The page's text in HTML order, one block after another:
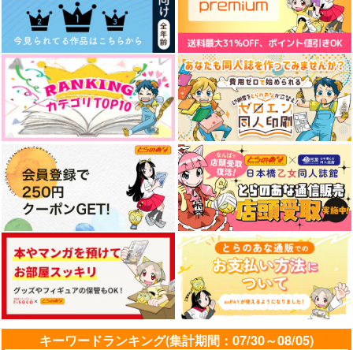
キーワードランキング(集計期間：07/30～08/05)